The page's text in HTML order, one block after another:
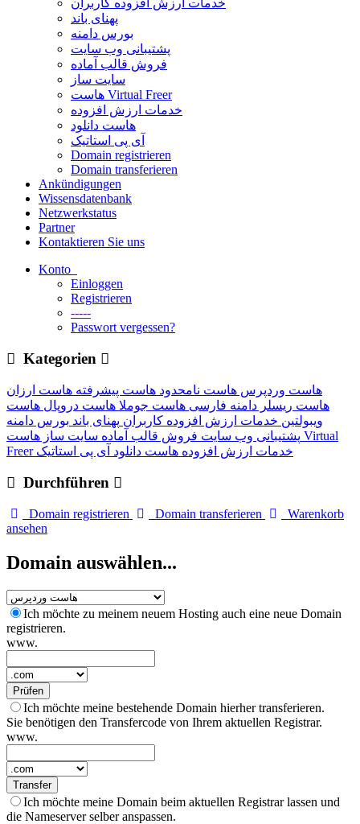
خدمات ارزش افزوده کاربران
پهنای باند
بورس دامنه
پشتیبانی وب سایت
فروش قالب آماده
سایت ساز
هاست Virtual Freer
خدمات ارزش افزوده
هاست دانلود
آی پی استاتیک
Domain registrieren
Domain transferieren
Ankündigungen
Wissensdatenbank
Netzwerkstatus
Partner
Kontaktieren Sie uns
Konto
Einloggen
Registrieren
-----
Passwort vergessen?
Kategorien
هاست وردپرس هاست نامحدود هاست پیشرفته هاست ارزان
هاست ریسلر دامنه فارسی هاست جوملا هاست دروپال هاست
ویبولتین خدمات ارزش افزوده کاربران پهنای باند بورس دامنه
پشتیبانی وب سایت فروش قالب آماده سایت ساز هاست Virtual
Freer
خدمات ارزش افزوده هاست دانلود آی پی استاتیک
Durchführen
Domain registrieren Domain transferieren
Warenkorb
ansehen
Domain auswählen...
Ich möchte zu meinem neuem Hosting auch eine neue Domain
registrieren.
www.
Prüfen
Ich möchte meine bestehende Domain hierher transferieren.
Sie benötigen den Transfercode von Ihrem aktuellen Registrar.
www.
Transfer
Ich möchte meine Domain beim aktuellen Registrar lassen und
die Nameserver selber anspassen.